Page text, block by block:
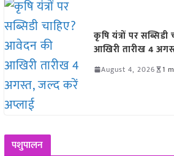
कृषि यंत्रों पर
आखिरी तारीख 4
August 4, 2026 1
पशुपालन